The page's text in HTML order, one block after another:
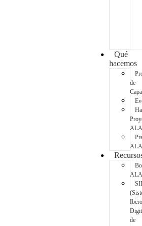
Qué
hacemos
de
ALA
ALA
ALA
de